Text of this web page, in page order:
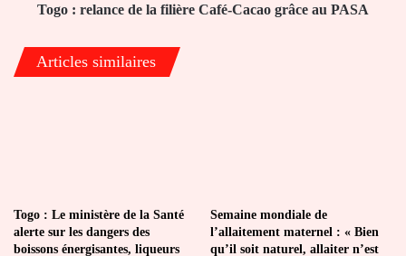
Togo : relance de la filière Café-Cacao grâce au PASA
Articles similaires
Togo : Le ministère de la Santé
alerte sur les dangers des
boissons énergisantes, liqueurs
Semaine mondiale de
l’allaitement maternel : « Bien
qu’il soit naturel, allaiter n’est